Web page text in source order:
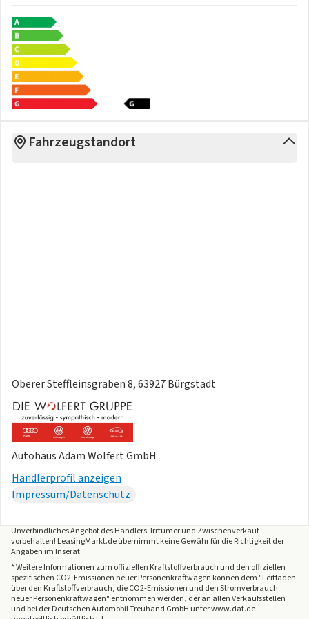
- Vordersitze elektrisch einstellbar, mit Memory-Funktion
und längs verschiebbarer Oberschenkelauflage
Exterieur:
- 4 Leichtmetallräder "Sebring" 8,5 J x 19in Anthrazit,
Volkswagen R
- Dachreling schwarz
- Gepäckraumabdeckung mit elektrischer Öffnung
- Elektronische Parkbremse
- Fahrerassistenzpaket "Plus"
- Fahrprofilauswahl inkl. Fahrprofil "Comfort"
- Gepäckraumboden
- Kraftstofftank mit 90 l Fassungsvermögen
- Lenksäule mit Höhen- und Längseinstellung
- Leuchtweitenregulierung dynamisch
- Offroad-Paket
- Pedale in Edelstahl gebürstet
- Warnton und -leuchte für nicht angelegteGurte vorn und
hinten
Angaben zum Hersteller: Volkswagen AG, Volkswagen,
Fahrzeugstandort
Oberer Steffleinsgraben 8, 63927 Bürgstadt
Autohaus Adam Wolfert GmbH
Händlerprofil anzeigen
Impressum/Datenschutz
Unverbindliches Angebot desHändlers. Irrtümer und Zwischenverkauf
vorbehalten! LeasingMarkt.de übernimmt keine Gewähr für die Richtigkeit der
Angaben im Inserat.
* Weitere Informationen zum offiziellen Kraftstoffverbrauch und den offiziellen
spezifischen CO2-Emissionen neuer Personenkraftwagen können dem "Leitfaden
über den Kraftstoffverbrauch, die CO2-Emissionen und den Stromverbrauch
neuer Personenkraftwagen" entnommen werden, der an allen Verkaufsstellen
und bei der Deutschen Automobil Treuhand GmbH unter www.dat.de